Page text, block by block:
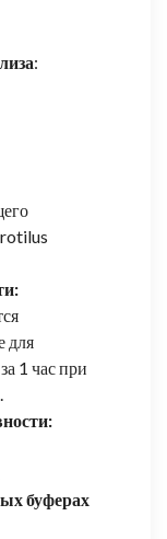
:
для
1 час при
буферах